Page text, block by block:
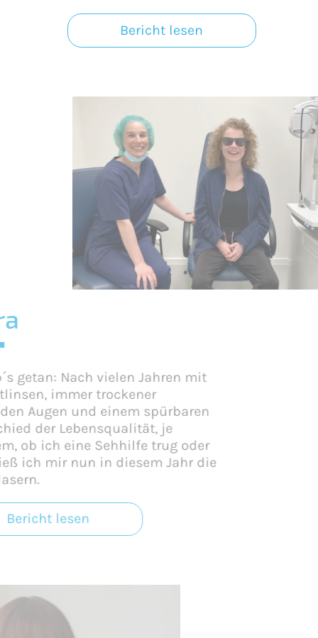
Bericht lesen
getan: Nach vielen Jahren mit
immer trockener
Augen und einem spürbaren
der Lebensqualität, je
ob ich eine Sehhilfe trug oder
ich mir nun in diesem Jahr die
Bericht lesen